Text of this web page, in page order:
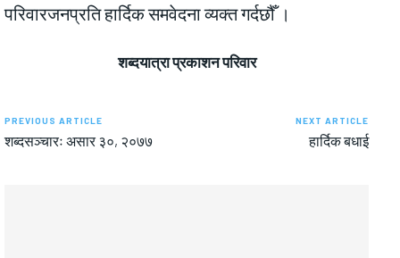
परिवारजनप्रति हार्दिक समवेदना व्यक्त गर्दछौँ ।
शब्दयात्रा प्रकाशन परिवार
PREVIOUS ARTICLE
शब्दसञ्चारः असार ३०, २०७७
NEXT ARTICLE
हार्दिक बधाई